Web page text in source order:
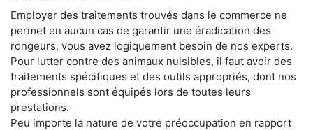
Employer des traitements trouvés dans le commerce ne
permet en aucun cas de garantir une éradication des
rongeurs, vous avez logiquement besoin de nos experts.
Pour lutter contre des animaux nuisibles, il faut avoir des
traitements spécifiques et des outils appropriés, dont nos
professionnels sont équipés lors de toutes leurs
prestations.
Peu importe la nature de votre préoccupation en rapport